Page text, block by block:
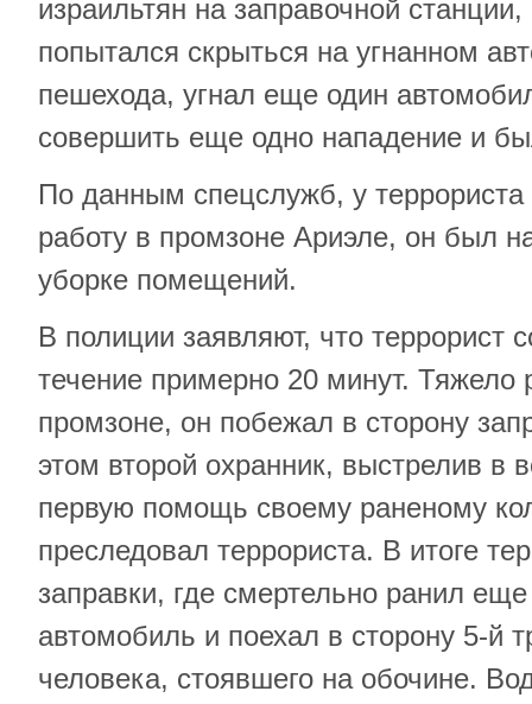
израильтян на заправочной станции,
попытался скрыться на угнанном
пешехода, угнал еще один
совершить еще одно нападение и
По данным спецслужб, у
работу в промзоне Ариэле, он был
уборке помещений.
В полиции заявляют, что террорист
течение примерно 20 минут. Тяжело
промзоне, он побежал в сторону
этом второй охранник, выстрелив в
первую помощь своему раненому
преследовал террориста. В итоге
заправки, где смертельно ранил
автомобиль и поехал в сторону 5-й
человека, стоявшего на обочине.